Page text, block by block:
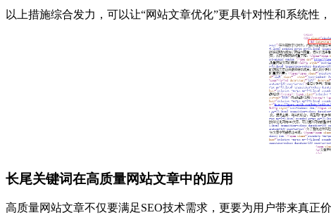
以上措施综合发力，可以让“网站文章优化”更具针对性和系统性
长尾关键词在高质量网站文章中的应用
高质量网站文章不仅要满足SEO技术需求，更要为用户带来真正